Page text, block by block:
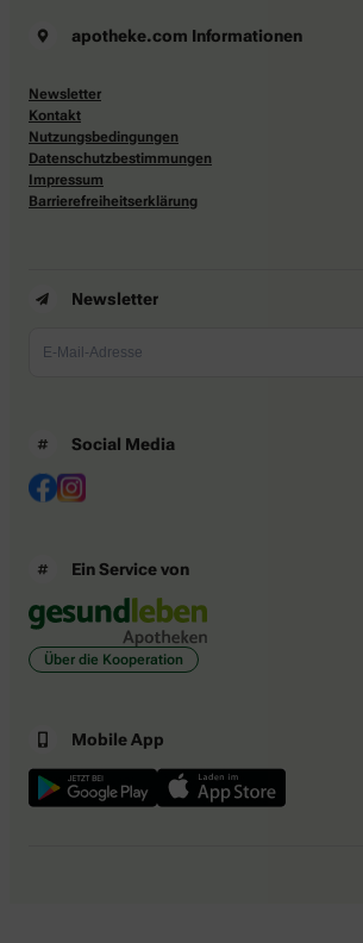
apotheke.com Informationen
Newsletter
Kontakt
Nutzungsbedingungen
Datenschutzbestimmungen
Impressum
Barrierefreiheitserklärung
Newsletter
Social Media
Ein Service von
Über die Kooperation
Mobile App